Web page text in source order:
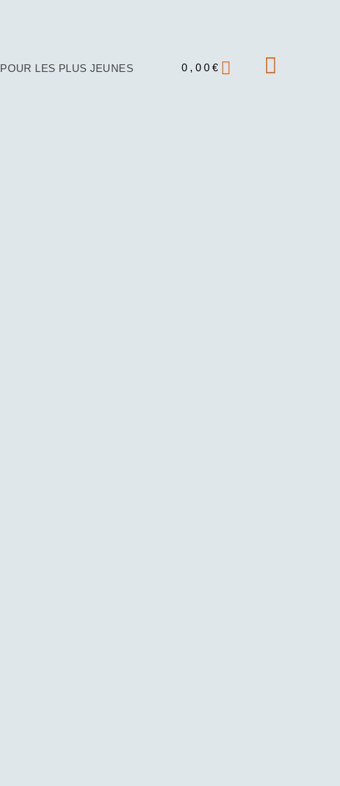
POUR LES PLUS JEUNES 0,00€